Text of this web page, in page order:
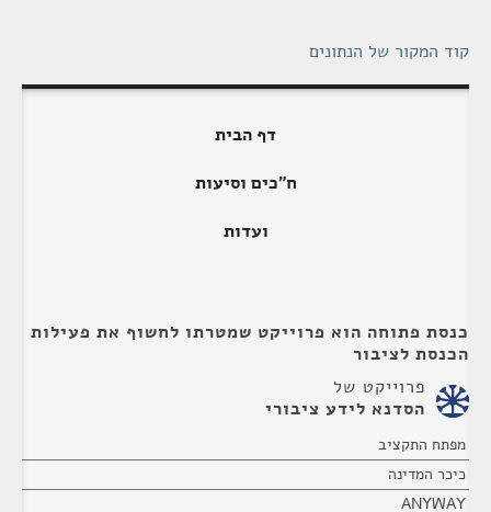
קוד המקור של הנתונים
דף הבית
ח"כים וסיעות
ועדות
כנסת פתוחה הוא פרוייקט שמטרתו לחשוף את פעילות
הכנסת לציבור
פרוייקט של
הסדנא לידע ציבורי
מפתח התקציב
כיכר המדינה
ANYWAY